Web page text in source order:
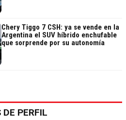
Chery Tiggo 7 CSH: ya se vende en la
Argentina el SUV híbrido enchufable
que sorprende por su autonomía
PERFIL